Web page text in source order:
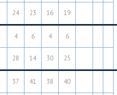
24 23 16 19
4 6 4 6
28 14 30 25
37 41 38 40